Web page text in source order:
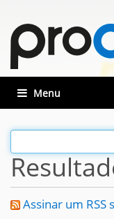
Toggle navigation
Assinar um RSS